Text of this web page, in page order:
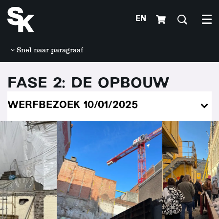
EN
Snel naar paragraaf
FASE 2: DE OPBOUW
WERFBEZOEK 10/01/2025
Overslaan